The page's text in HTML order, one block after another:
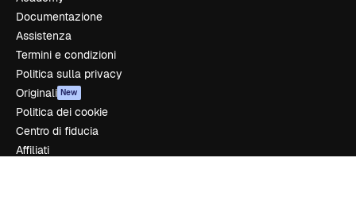
Documentazione
Assistenza
Termini e condizioni
Politica sulla privacy
Originali New
Politica dei cookie
Centro di fiducia
Affiliati